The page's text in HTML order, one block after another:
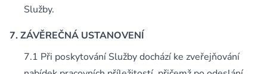
Služby.
ZÁVĚREČNÁ USTANOVENÍ
Při poskytování Služby dochází ke zveřejňování